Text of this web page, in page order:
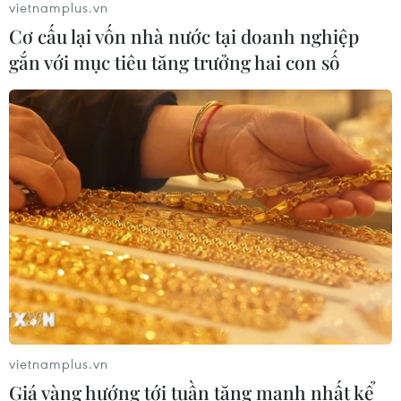
Cảnh báo lũ quét, sạt lở đất ở 8 tỉnh
khu vực Bắc Bộ và Thanh Hóa
06/08/2026 03:47
Xem thêm
CƠ QUAN CHỦ QUẢN: THÔNG TẤN XÃ VIỆT NAM
Tổng Biên tập: TRẦN TIẾN DUẨN
Phó Tổng Biên tập: NGUYỄN THỊ TÁM, KHÚC THANH
THỦY
vietnamplus.vn
Cơ cấu lại vốn nhà nước tại doanh nghiệp
gắn với mục tiêu tăng trưởng hai con số
vietnamplus.vn
Giá vàng hướng tới tuần tăng mạnh nhất kể